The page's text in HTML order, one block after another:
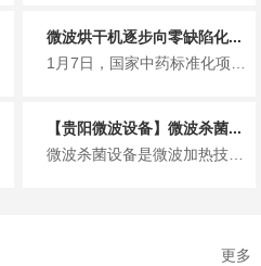
微波烘干机逐步向零缺陷化...
1月7日，国家中药标准化项目启动仪式在中国药都江西省樟树市举行。国家中药标准化项目由国家发改委和国家中医药管理局共同组织...
【贵阳微波设备】微波杀菌...
微波杀菌设备是微波加热技术功能的延伸，具体表现为微波与生物体以及其组成基本细胞之间的相互作用，对于微波杀菌设备的使用，其...
更多